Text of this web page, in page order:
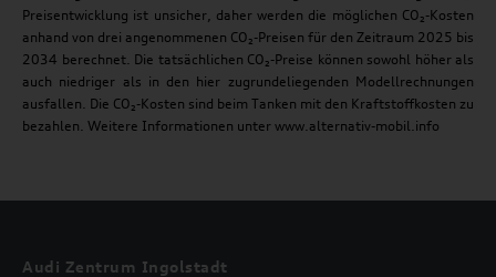
Preisentwicklung ist unsicher, daher werden die möglichen CO₂-Kosten
anhand von drei angenommenen CO₂-Preisen für den Zeitraum 2025 bis
2034 berechnet. Die tatsächlichen CO₂-Preise können sowohl höher als
auch niedriger als in den hier zugrundeliegenden Modellrechnungen
ausfallen. Die CO₂-Kosten sind beim Tanken mit den Kraftstoffkosten zu
bezahlen. Weitere Informationen unter www.alternativ-mobil.info
Audi Zentrum Ingolstadt